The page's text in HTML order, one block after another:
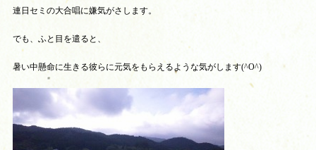
連日セミの大合唱に嫌気がさします。
でも、ふと目を遣ると、
暑い中懸命に生きる彼らに元気をもらえるような気がします(^O^)